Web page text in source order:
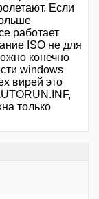
Если
работает
ISO не для
конечно
windows
вирей это
только